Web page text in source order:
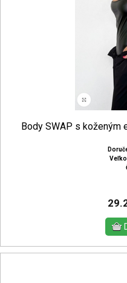
Body SWAP s koženým